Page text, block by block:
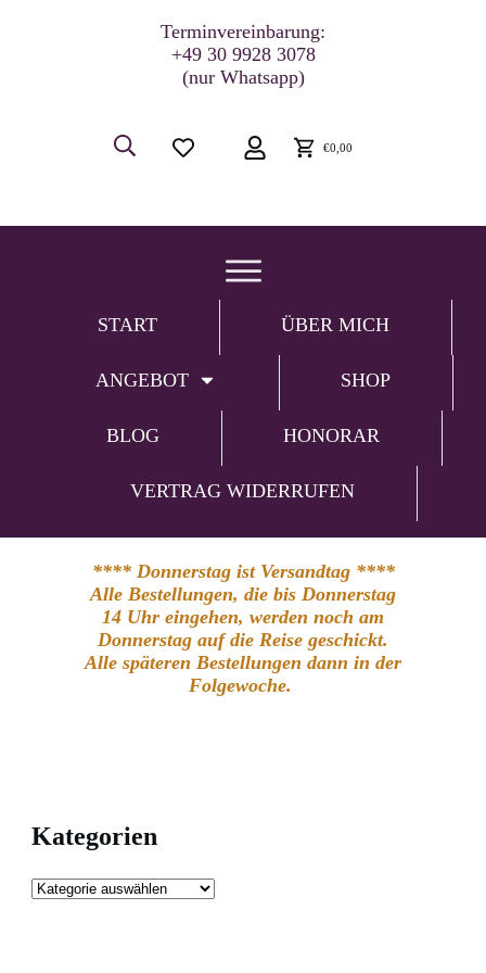
Terminvereinbarung:
+49 30 9928 3078
(nur Whatsapp)
€0,00
START ÜBER MICH
ANGEBOT SHOP
BLOG HONORAR
VERTRAG WIDERRUFEN
**** Donnerstag ist Versandtag ****
Alle Bestellungen, die bis Donnerstag
14 Uhr eingehen, werden noch am
Donnerstag auf die Reise geschickt.
Alle späteren Bestellungen dann in der
Folgewoche.
Kategorien